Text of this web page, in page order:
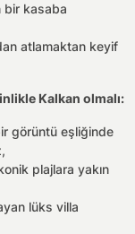
bir kasaba
atlamaktan keyif
Kalkan olmalı:
görüntü eşliğinde
plajlara yakın
lüks villa